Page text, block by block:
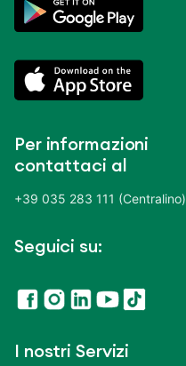
Per informazioni
contattaci al
+39 035 283 111 (Centralino)
Seguici su:
I nostri Servizi